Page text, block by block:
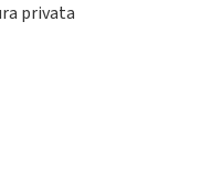
privata